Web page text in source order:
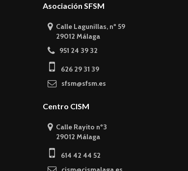
Asociación SFSM
Calle Lagunillas, nº 59
29012 Málaga
951 24 39 32
626 29 31 39
sfsm@sfsm.es
Centro CISM
Calle Rayito nº3
29012 Málaga
614 42 44 52